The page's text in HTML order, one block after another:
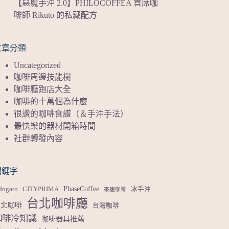
【惡魔手沖 2.0】PHILOCOFFEA 首席咖
啡師 Rikuto 的私藏配方
分類
Uncategorized
咖啡周邊技能樹
咖啡廳跑店大全
咖啡的十萬個為什麼
很讚的咖啡食譜（＆手沖手法）
最快樂的器材開箱時間
社群轉發內容
字
CITYPRIMA PhaseCoffee 來速咖啡 冰手沖
咖啡 台北咖啡廳 台灣咖啡
啡冷知識 咖啡器具推薦